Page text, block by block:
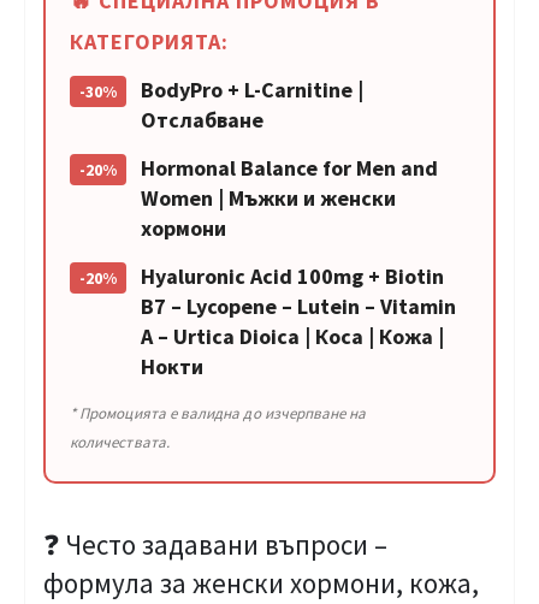
КАТЕГОРИЯТА:
-30%
BodyPro + L-Carnitine |
Отслабване
-20%
Hormonal Balance for Men and
Women | Мъжки и женски
хормони
-20%
Hyaluronic Acid 100mg + Biotin
B7 – Lycopene – Lutein – Vitamin
A – Urtica Dioica | Коса | Кожа |
Нокти
* Промоцията е валидна до изчерпване на
количествата.
❓ Често задавани въпроси –
формула за женски хормони, кожа,